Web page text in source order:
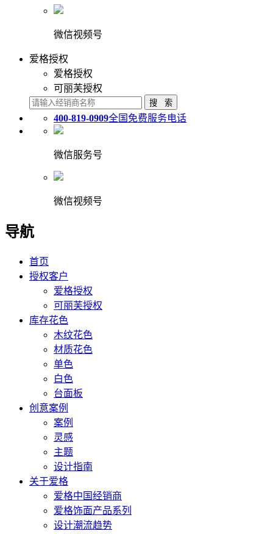
微信视频号
爱格授权
爱格授权
可丽芙授权
400-819-0909全国免费服务电话
微信服务号
微信视频号
导航
首页
授权客户
爱格授权
可丽芙授权
库存花色
木纹花色
材质花色
单色
白色
台面板
创意案例
案例
灵感
主题
设计指南
关于爱格
爱格中国经销商
爱格饰面产品系列
设计潮流趋势